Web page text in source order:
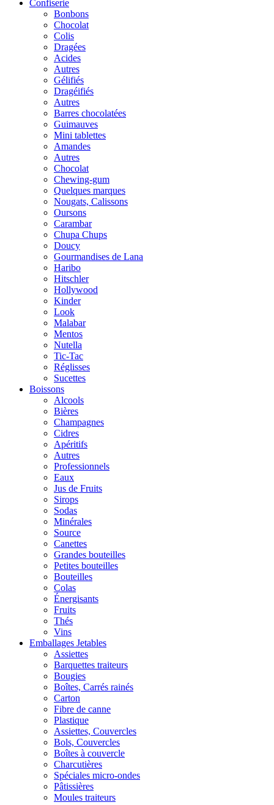
Confiserie
Bonbons
Chocolat
Colis
Dragées
Acides
Autres
Gélifiés
Dragéifiés
Autres
Barres chocolatées
Guimauves
Mini tablettes
Amandes
Autres
Chocolat
Chewing-gum
Quelques marques
Nougats, Calissons
Oursons
Carambar
Chupa Chups
Doucy
Gourmandises de Lana
Haribo
Hitschler
Hollywood
Kinder
Look
Malabar
Mentos
Nutella
Tic-Tac
Réglisses
Sucettes
Boissons
Alcools
Bières
Champagnes
Cidres
Apéritifs
Autres
Professionnels
Eaux
Jus de Fruits
Sirops
Sodas
Minérales
Source
Canettes
Grandes bouteilles
Petites bouteilles
Bouteilles
Colas
Énergisants
Fruits
Thés
Vins
Emballages Jetables
Assiettes
Barquettes traiteurs
Bougies
Boîtes, Carrés rainés
Carton
Fibre de canne
Plastique
Assiettes, Couvercles
Bols, Couvercles
Boîtes à couvercle
Charcutières
Spéciales micro-ondes
Pâtissières
Moules traiteurs